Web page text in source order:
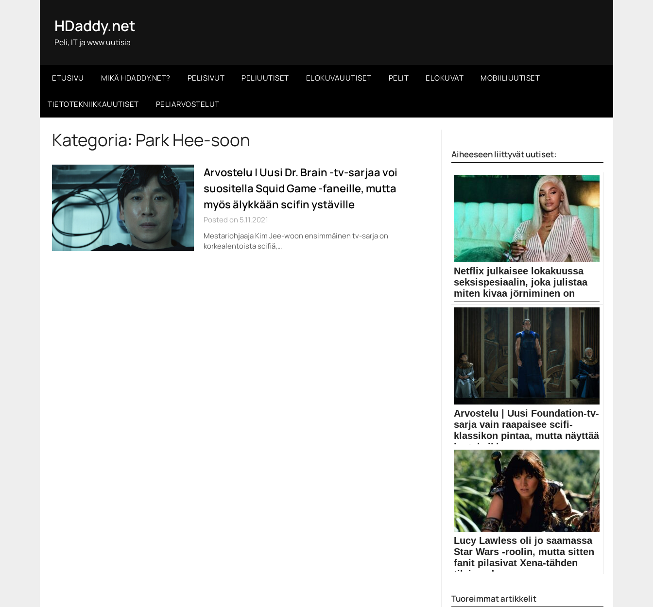
HDaddy.net
Peli, IT ja www uutisia
ETUSIVU MIKÄ HDADDY.NET? PELISIVUT PELIUUTISET ELOKUVAUUTISET PELIT ELOKUVAT MOBIILIUUTISET
TIETOTEKNIIKKAUUTISET PELIARVOSTELUT
Kategoria: Park Hee-soon
Arvostelu | Uusi Dr. Brain -tv-sarjaa voi
suositella Squid Game -faneille, mutta
myös älykkään scifin ystäville
Posted on 5.11.2021
Mestariohjaaja Kim Jee-woon ensimmäinen tv-sarja on
korkealentoista scifiä,…
Aiheeseen liittyvät uutiset:
Netflix julkaisee lokakuussa
seksispesiaalin, joka julistaa
miten kivaa jörniminen on
Netflix lupaa Sex: Unzippedin olevan heidän irstain
komediaspesiaalinsa. ...
Arvostelu | Uusi Foundation-tv-
sarja vain raapaisee scifi-
klassikon pintaa, mutta näyttää
kertakaikk...
Isaac Asimovin Säätiö-kirjoihin pohjaavan ja
jättibudjetilla tehdyn Foundation-tv-sarjan...
Apple TV Plus
Lucy Lawless oli jo saamassa
Star Wars -roolin, mutta sitten
fanit pilasivat Xena-tähden
tilaisuuden...
Star...
Tuoreimmat artikkelit